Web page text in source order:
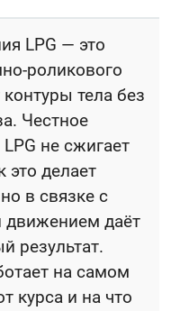
LPG — это
роликового
тела без
Честное
не сжигает
это делает
в связке с
даёт
результат.
на самом
курса и на что